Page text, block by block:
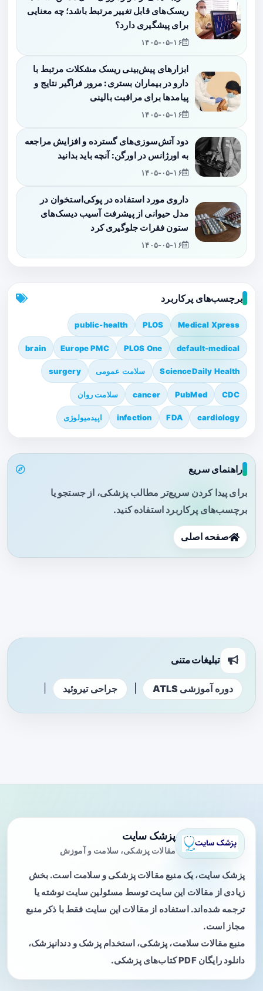
ریسک‌های قابل تغییر مرتبط باشد؛ چه معنایی
برای پیشگیری دارد؟
۱۴۰۵-۰۵-۱۶
ابزارهای پیش‌بینی ریسک مشکلات مرتبط با
دارو در بیماران بستری: مرور فراگیر نتایج و
پیامدها برای مراقبت بالینی
۱۴۰۵-۰۵-۱۶
دود آتش‌سوزی‌های گسترده و افزایش مراجعه
به اورژانس در اورگن: آنچه باید بدانید
۱۴۰۵-۰۵-۱۶
داروی مورد استفاده در پوکی‌استخوان در
مدل حیوانی از پیشرفت آسیب دیسک‌های
ستون فقرات جلوگیری کرد
۱۴۰۵-۰۵-۱۶
برچسب‌های پرکاربرد
Medical Xpress
PLOS
public-health
default-medical
PLOS One
Europe PMC
brain
ScienceDaily Health سلامت عمومی surgery
CDC
PubMed
cancer سلامت روان
cardiology
FDA
infection اپیدمیولوژی
راهنمای سریع
برای پیدا کردن سریع‌تر مطالب پزشکی، از جستجو یا
برچسب‌های پرکاربرد استفاده کنید.
صفحه اصلی
تبلیغات متنی
دوره آموزشی ATLS جراحی تیروئید
پزشک سایت
مقالات پزشکی، سلامت و آموزش
پزشک سایت، یک منبع مقالات پزشکی و سلامت است. بخش
زیادی از مقالات این سایت توسط مسئولین سایت نوشته یا
ترجمه شده‌اند. استفاده از مقالات این سایت فقط با ذکر منبع
مجاز است.
منبع مقالات سلامت، پزشکی، استخدام پزشک و دندانپزشک،
دانلود رایگان PDF کتاب‌های پزشکی.